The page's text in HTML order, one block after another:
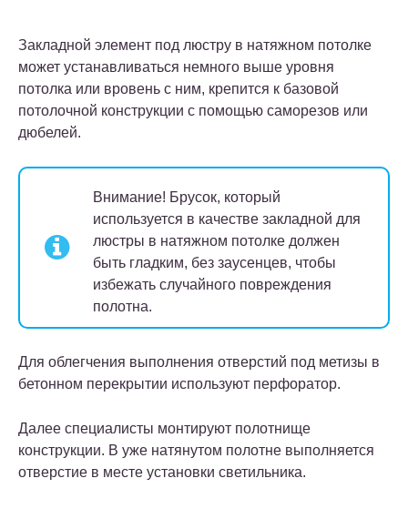
Закладной элемент под люстру в натяжном потолке
может устанавливаться немного выше уровня
потолка или вровень с ним, крепится к базовой
потолочной конструкции с помощью саморезов или
дюбелей.
Внимание! Брусок, который
используется в качестве закладной для
люстры в натяжном потолке должен
быть гладким, без заусенцев, чтобы
избежать случайного повреждения
полотна.
Для облегчения выполнения отверстий под метизы в
бетонном перекрытии используют перфоратор.
Далее специалисты монтируют полотнище
конструкции. В уже натянутом полотне выполняется
отверстие в месте установки светильника.